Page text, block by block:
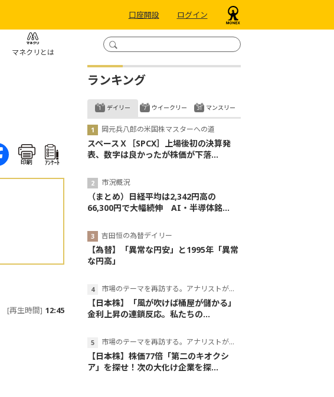
口座開設 ログイン
マネクリとは
印刷 ｱﾝｹｰﾄ
[再生時間] 12:45
ランキング
デイリー
岡元兵八郎の米国株マスターへの道
スペースＸ［SPCX］上場後初の決算発
表、数字は良かったが株価が下落...
市況概況
（まとめ）日経平均は2,342円高の
66,300円で大幅続伸 AI・半導体銘...
吉田恒の為替デイリー
【為替】「異常な円安」と1995年「異常
な円高」
市場のテーマを再訪する。アナリストが読み解くテーマの本質
【日本株】「風が吹けば桶屋が儲かる」
金利上昇の連鎖反応。私たちの...
市場のテーマを再訪する。アナリストが読み解くテーマの本質
【日本株】株価77倍「第二のキオクシ
ア」を探せ！次の大化け企業を探...
ウイークリー マンスリー